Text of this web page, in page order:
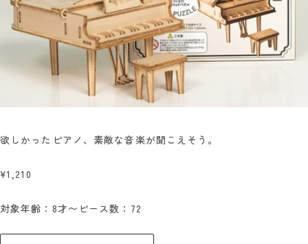
欲しかったピアノ、素敵な音楽が聞こえそう。
¥1,210
対象年齢：8才〜 ピース数：72